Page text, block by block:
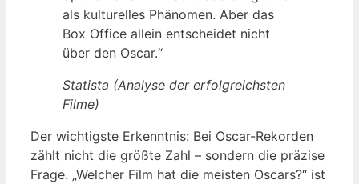
als kulturelles Phänomen. Aber das
Box Office allein entscheidet nicht
über den Oscar.“
Statista (Analyse der erfolgreichsten
Filme)
Der wichtigste Erkenntnis: Bei Oscar-Rekorden
zählt nicht die größte Zahl – sondern die präzise
Frage. „Welcher Film hat die meisten Oscars?“ ist